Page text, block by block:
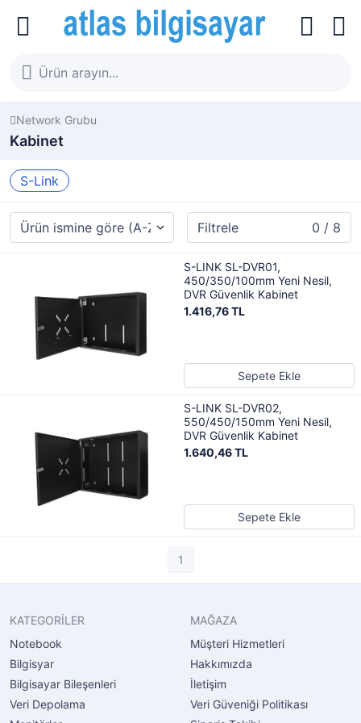
Network Grubu
Kabinet
S-Link
Filtrele 0 / 8
S-LINK SL-DVR01,
450/350/100mm Yeni Nesil,
DVR Güvenlik Kabinet
1.416,76 TL
Sepete Ekle
S-LINK SL-DVR02,
550/450/150mm Yeni Nesil,
DVR Güvenlik Kabinet
1.640,46 TL
Sepete Ekle
1
KATEGORİLER
Notebook
Bilgisyar
Bilgisayar Bileşenleri
Veri Depolama
MAĞAZA
Müşteri Hizmetleri
Hakkımızda
İletişim
Veri Güveniği Politikası